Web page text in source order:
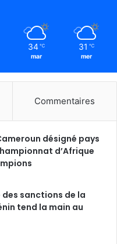
34 ℃
mar
31 ℃
mer
Commentaires
désigné pays
d’Afrique
des sanctions de la
tend la main au